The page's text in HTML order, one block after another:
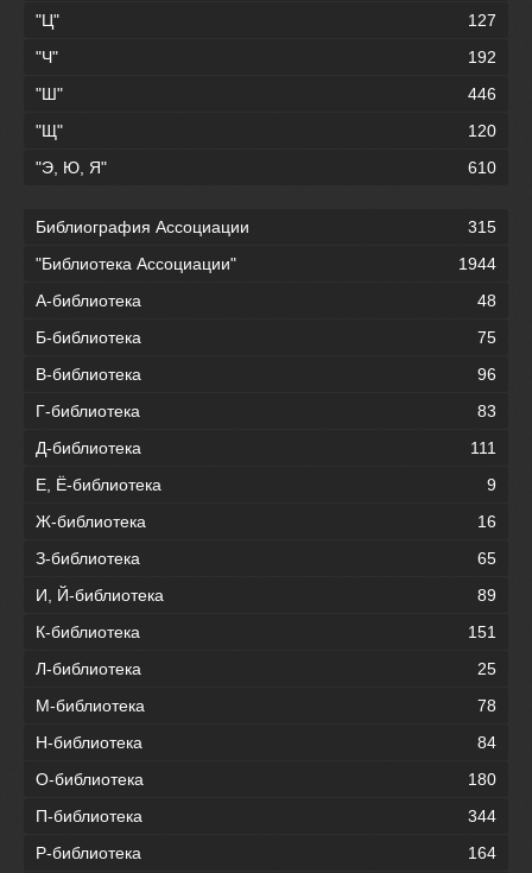
"Ц"
127
"Ч"
192
"Ш"
446
"Щ"
120
"Э, Ю, Я"
610
Библиография Ассоциации
315
"Библиотека Ассоциации"
1944
А-библиотека
48
Б-библиотека
75
В-библиотека
96
Г-библиотека
83
Д-библиотека
111
Е, Ё-библиотека
9
Ж-библиотека
16
З-библиотека
65
И, Й-библиотека
89
К-библиотека
151
Л-библиотека
25
М-библиотека
78
Н-библиотека
84
О-библиотека
180
П-библиотека
344
Р-библиотека
164